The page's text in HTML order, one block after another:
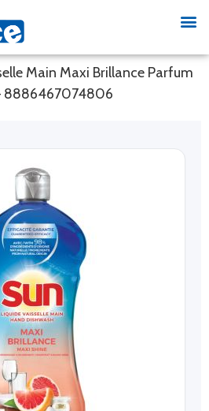
Main Maxi Brillance Parfum
8886467074806